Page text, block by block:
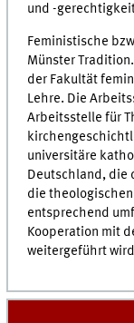
und -
Feministische
Münster
der Fakultät
Lehre. Die
Arbeitsstelle für
universitäre
Deutschland, die
die
entsprechend
Kooperation mit
weitergeführt